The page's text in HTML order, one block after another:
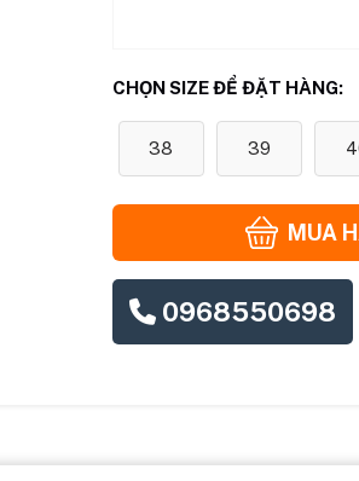
CHỌN SIZE ĐỂ ĐẶT HÀNG:
38 39
MUA
0968550698